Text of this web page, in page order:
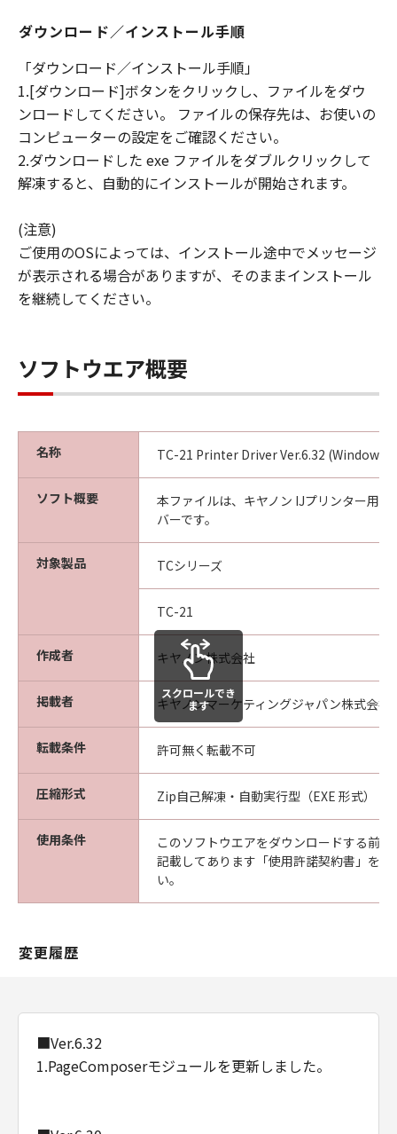
所有権
「本ソフトウエア」及びその複製物に係る
権限及び所有権は、その内容によりキヤノ
ンまたはキヤノンのライセンサーに帰属し
ます。
保証
「許諾ソフトウエア」が、CD-ROM等の記
憶媒体に格納されて提供されている場合、
フトウエア」が格納されている記憶媒体
（以下「メディア」と言います）に物理的
な欠陥がないことを保証します。当該保証
見された場合には、キヤノンは、「メディ
ア」を交換いたします。
保証の否認・免責
状態で使用許諾されます。キヤノン、キヤノン
の関連会社、それらの販売代理店及び販売店
は、「本ソフトウエア」に関して、商品性及び
特定の目的への適合性の保証を含め、いかなる
保証も、明示たると黙示たるとを問わず一切し
ないものとします。
(2) キヤノン、キヤノンの関連会社、それらの販
売代理店及び販売店は、「許諾ソフトウエア」
の使用または使用不能から生ずるいかなる損害
（逸失利益及びその他の派生的または付随的な
損害を含むがこれらに限定されない）につい
て、一切の責任を負わないものとします。例
え、キヤノン、キヤノンの関連会社、それらの
販売代理店及び販売店がかかる損害の可能性に
ついて知らされていた場合でも同様です。
(3) キヤノン、キヤノンの関連会社、それらの販
売代理店及び販売店は、「本ソフトウエア」の
使用に起因または関連してお客様と第三者との
間に生じたいかなる紛争についても、一切責任
を負わないものとします。
(4) 以上が、「本ソフトウエア」に関するキヤノ
ン、キヤノンの関連会社、それらの販売代理店
輸出
ウエア」の全部または一部を、直接または間接
に輸出してはなりません。
契約期間
(1) 本契約は、お客様が「本ソフトウエア」を
は(3)により終了されるまで有効に存続します。
ダウンロード／インストール手順
「ダウンロード／インストール手順」
1.[ダウンロード]ボタンをクリックし、ファイルをダウ
ンロードしてください。 ファイルの保存先は、お使いの
コンピューターの設定をご確認ください。
2.ダウンロードした exe ファイルをダブルクリックして
解凍すると、自動的にインストールが開始されます。
(注意)
ご使用のOSによっては、インストール途中でメッセージ
が表示される場合がありますが、そのままインストール
を継続してください。
ソフトウエア概要
名称 TC-21 Printer Driver Ver.6.32 (Windows)
ソフト概要
本ファイルは、キヤノン IJプリンター用
バーです。
対象製品 TCシリーズ
TC-21
作成者 キヤノン株式会社
掲載者 キヤノンマーケティングジャパン株式会社
転載条件 許可無く転載不可
圧縮形式 Zip自己解凍・自動実行型（EXE 形式）
使用条件
このソフトウエアをダウンロードする前
記載してあります「使用許諾契約書」を
い。
スクロールでき
ます
変更履歴
■Ver.6.32
1.PageComposerモジュールを更新しました。